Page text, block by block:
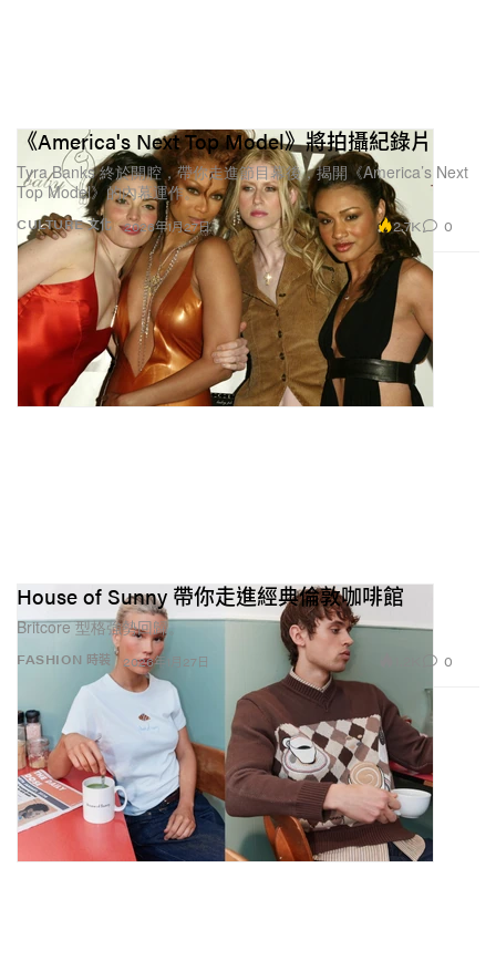
CULTURE 文化
《America's Next Top Model》將拍攝紀錄片
Tyra Banks 終於開腔，帶你走進節目幕後，揭開《America’s Next
Top Model》的內幕運作。
2026年1月27日 2.7K 0
FASHION 時裝
House of Sunny 帶你走進經典倫敦咖啡館
Britcore 型格強勢回歸。
2026年1月27日 0